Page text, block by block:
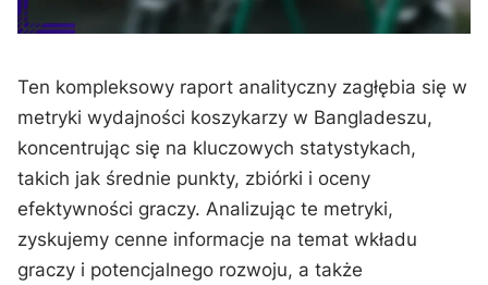
Ten kompleksowy raport analityczny zagłębia się w
metryki wydajności koszykarzy w Bangladeszu,
koncentrując się na kluczowych statystykach,
takich jak średnie punkty, zbiórki i oceny
efektywności graczy. Analizując te metryki,
zyskujemy cenne informacje na temat wkładu
graczy i potencjalnego rozwoju, a także